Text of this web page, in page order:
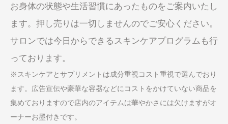
お身体の状態や生活習慣にあったものをご案内いたし
ます。押し売りは一切しませんのでご安心ください。
サロンでは今日からできるスキンケアプログラムも行
っております。
※スキンケアとサプリメントは成分重視コスト重視で選んでおり
ます。広告宣伝や豪華な容器などにコストをかけていない商品を
集めておりますので店内のアイテムは華やかさには欠けますがオ
ーナーお墨付きです。